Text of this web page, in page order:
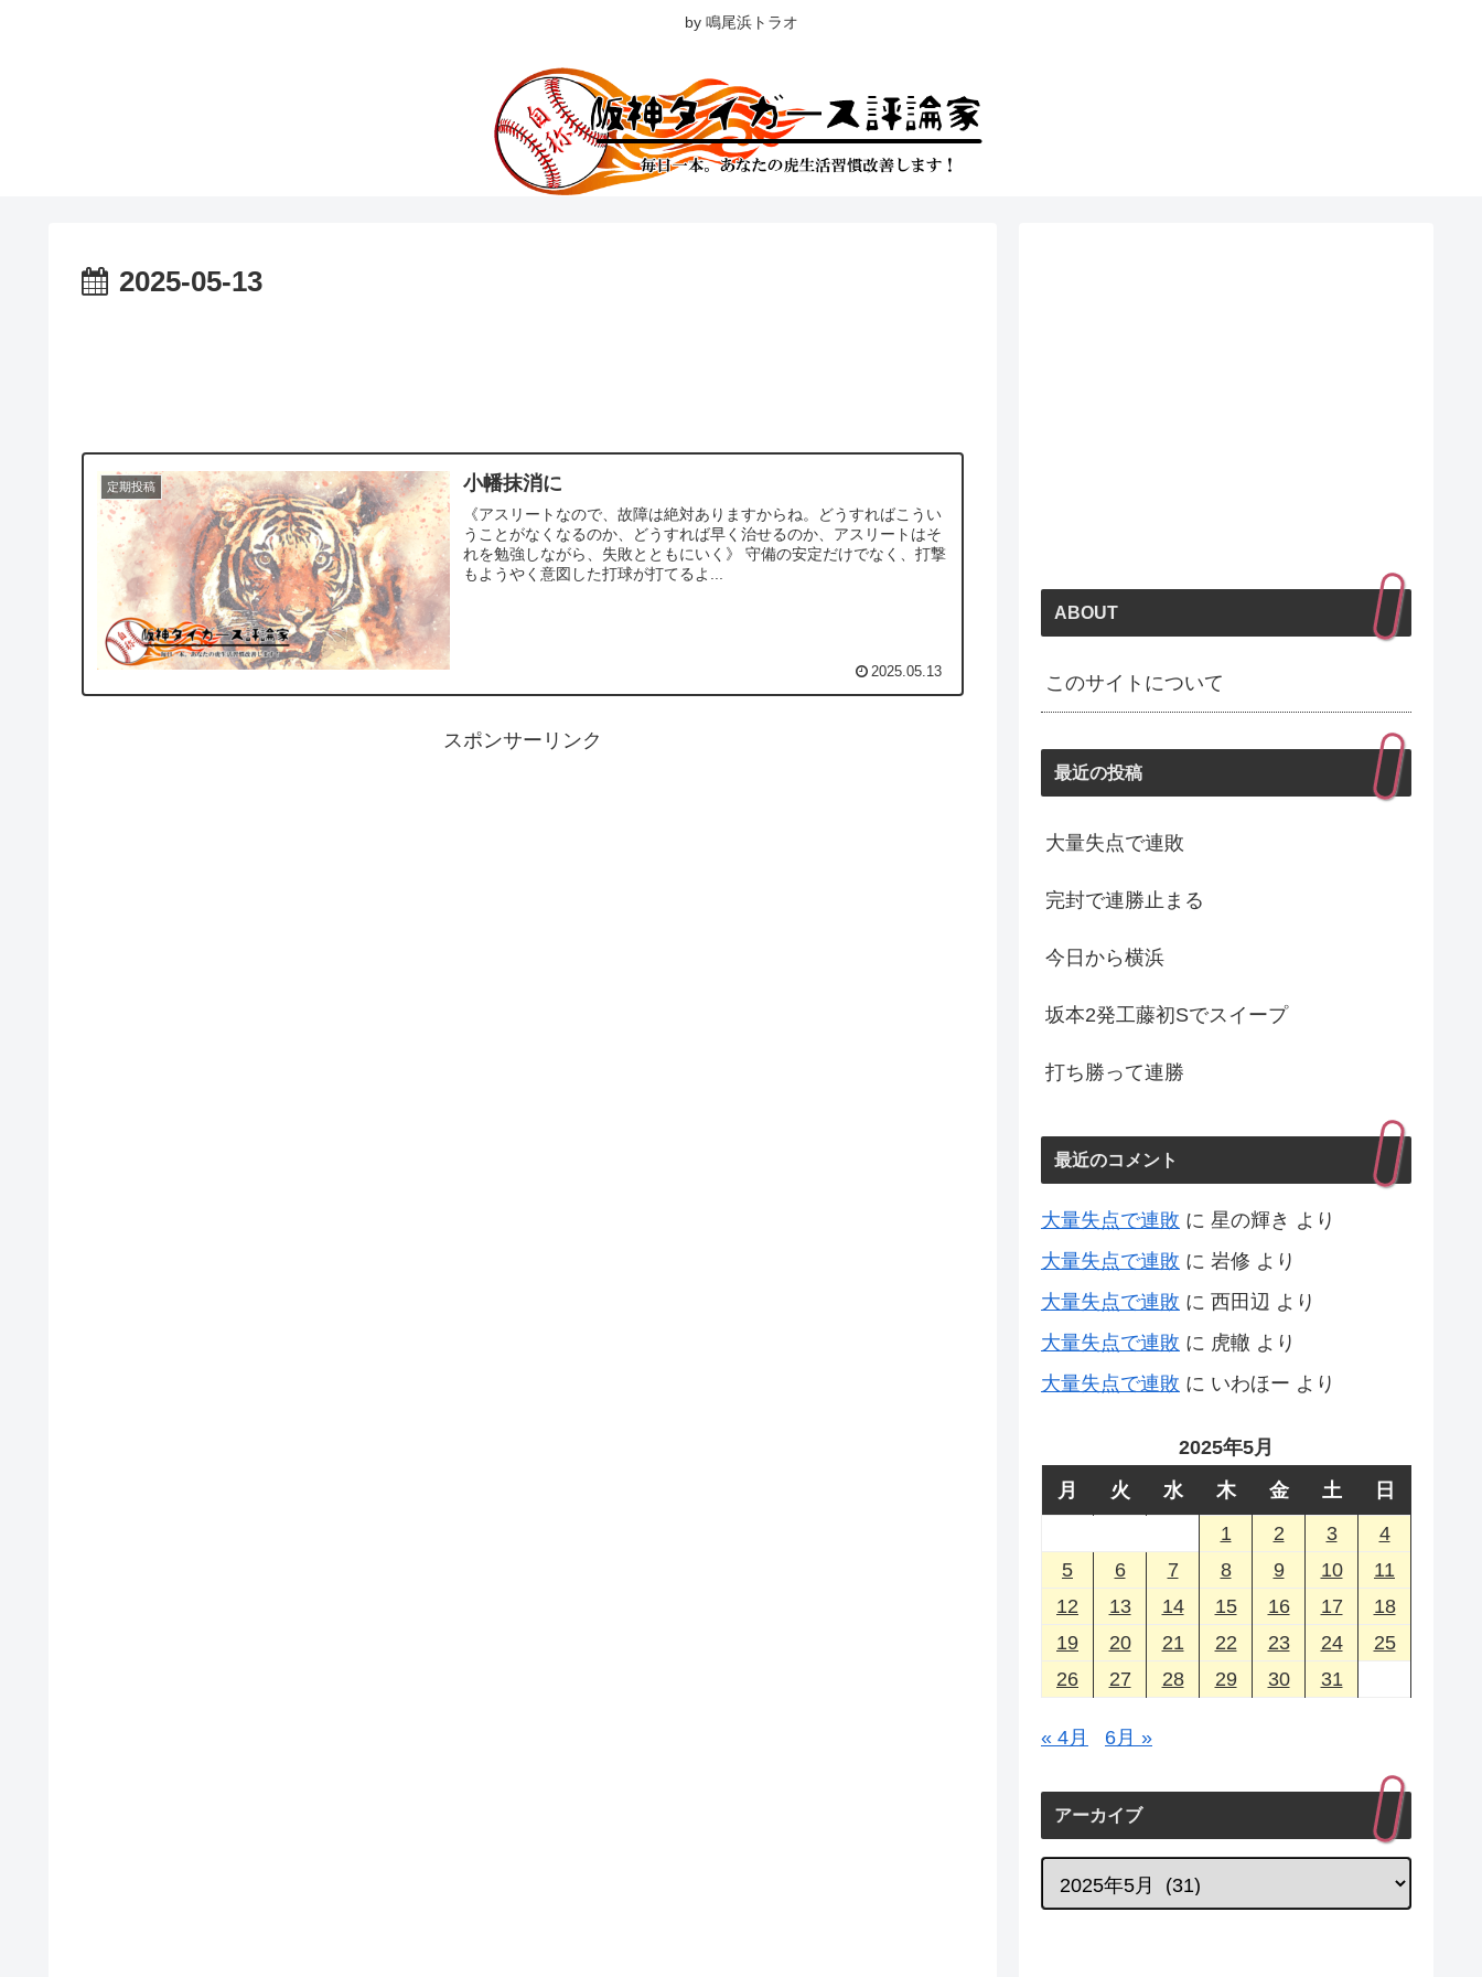
by 鳴尾浜トラオ
2025-05-13
定期投稿 小幡抹消に
《アスリートなので、故障は絶対ありますからね。どうすればこうい
うことがなくなるのか、どうすれば早く治せるのか、アスリートはそ
れを勉強しながら、失敗とともにいく》 守備の安定だけでなく、打撃
もようやく意図した打球が打てるよ...
2025.05.13
スポンサーリンク
ABOUT
このサイトについて
最近の投稿
大量失点で連敗
完封で連勝止まる
今日から横浜
坂本2発工藤初Sでスイープ
打ち勝って連勝
最近のコメント
大量失点で連敗 に 星の輝き より
大量失点で連敗 に 岩修 より
大量失点で連敗 に 西田辺 より
大量失点で連敗 に 虎轍 より
大量失点で連敗 に いわほー より
2025年5月
月
火 水 木 金 土
日
1
2 3
4
5
6 7 8 9 10
11
12
13 14 15 16 17
18
19
20 21 22 23 24
25
26
27 28 29 30 31
« 4月 6月 »
アーカイブ